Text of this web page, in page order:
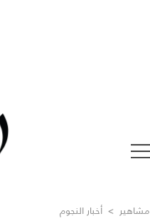
مشاهير > أخبار النجوم